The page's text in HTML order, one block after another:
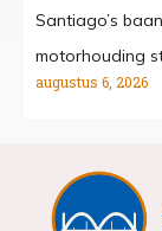
Santiago’s
motorhouding
augustus 6, 2026